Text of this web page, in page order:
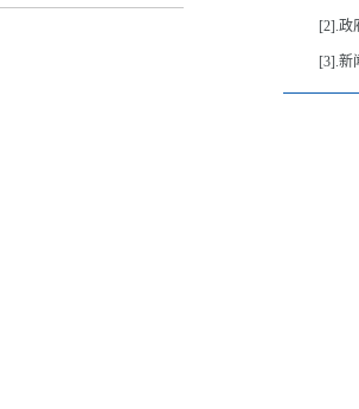
[2].政
[3].新